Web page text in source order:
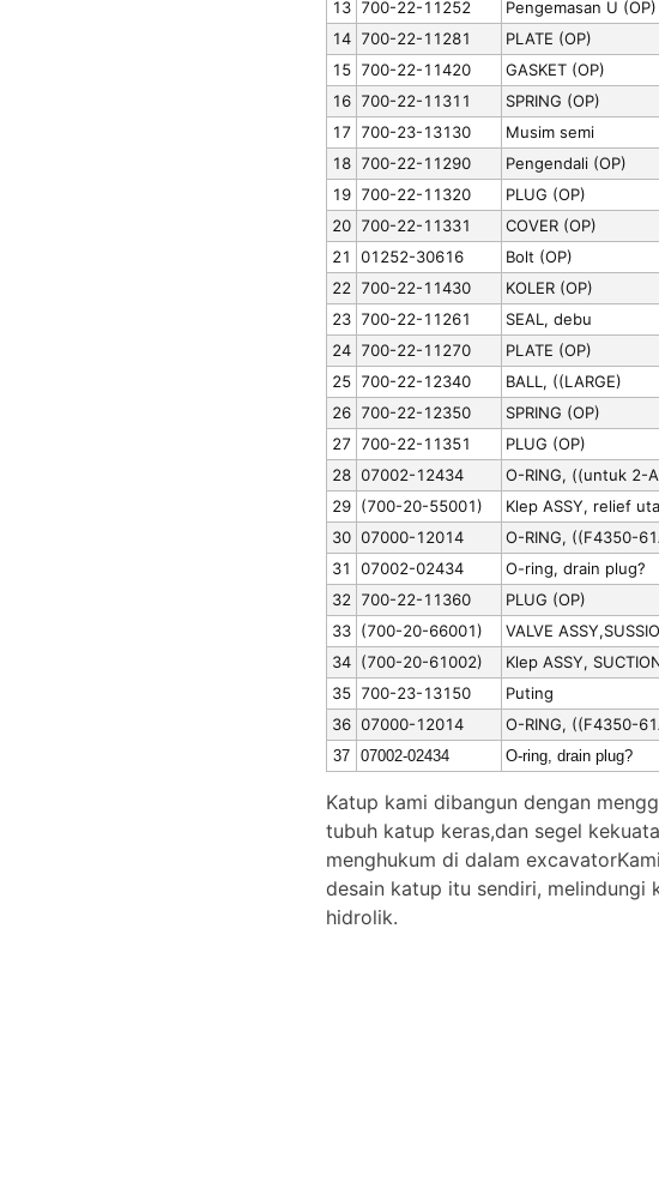
13 700-22-11252 Pengemasan U (OP)
14 700-22-11281 PLATE (OP)
15 700-22-11420 GASKET (OP)
16 700-22-11311 SPRING (OP)
17 700-23-13130 Musim semi
18 700-22-11290 Pengendali (OP)
19 700-22-11320 PLUG (OP)
20 700-22-11331 COVER (OP)
21
01252-30616 Bolt (OP)
22
700-22-11430 KOLER (OP)
23 700-22-11261 SEAL, debu
24 700-22-11270 PLATE (OP)
25 700-22-12340 BALL, ((LARGE)
26 700-22-12350 SPRING (OP)
27 700-22-11351 PLUG (OP)
28 07002-12434 O-RING, ((untuk 2-
29 (700-20-55001) Klep ASSY, relief
30 07000-12014 O-RING, ((F4350-
31
07002-02434 O-ring, drain plug?
32
700-22-11360 PLUG (OP)
33 (700-20-66001) VALVE
34 (700-20-61002) Klep ASSY,
35 700-23-13150 Puting
36 07000-12014 O-RING, ((F4350-
37 07002-02434 O-ring, drain plug?
Katup kami dibangun dengan
tubuh katup keras,dan segel
menghukum di dalam
desain katup itu sendiri, melindungi
hidrolik.